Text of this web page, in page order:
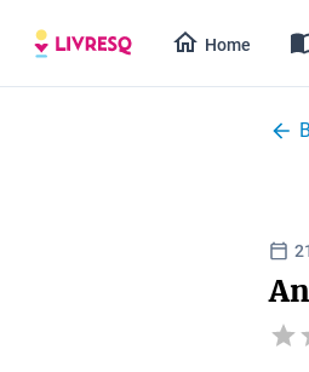
Home